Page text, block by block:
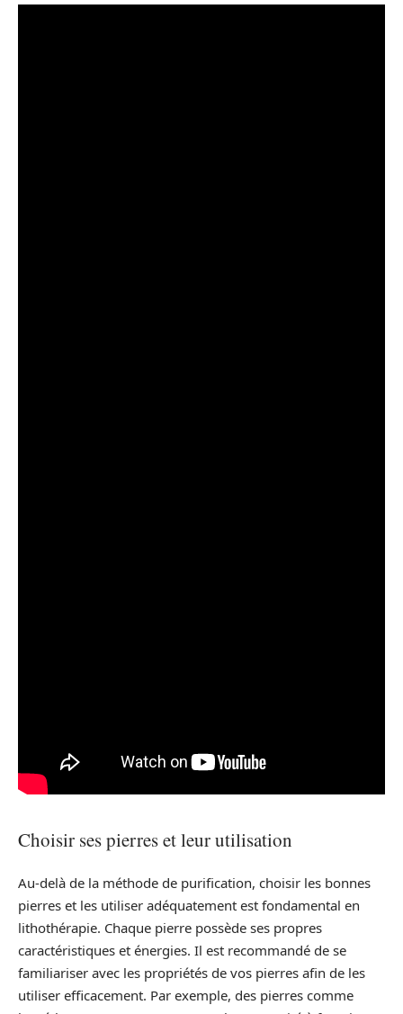
Choisir ses pierres et leur utilisation
Au-delà de la méthode de purification, choisir les bonnes
pierres et les utiliser adéquatement est fondamental en
lithothérapie. Chaque pierre possède ses propres
caractéristiques et énergies. Il est recommandé de se
familiariser avec les propriétés de vos pierres afin de les
utiliser efficacement. Par exemple, des pierres comme